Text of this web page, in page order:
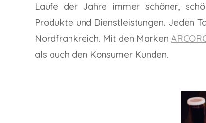
Laufe der Jahre immer schöner,
Produkte und Dienstleistungen. Jeden
Nordfrankreich. Mit den Marken
als auch den Konsumer Kunden.